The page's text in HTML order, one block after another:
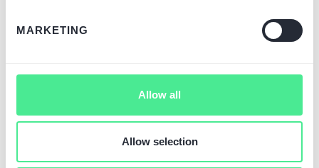
MARKETING
Allow all
Allow selection
centralizowane w jednym systemie ERP.
skalowanie operacji bez zwiększania
kosztów operacyjnych.
Wady
Koszty wdrożenia i utrzymania: